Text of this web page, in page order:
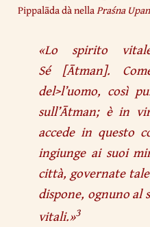
Pippalāda dà nellaPraśna
«Lo spirito
Sé [Ātman].
del>l’uomo, così
sull’Ātman; è in
accede in questo
ingiunge ai suoi
città, governate
dispone, ognuno al
vitali.»3